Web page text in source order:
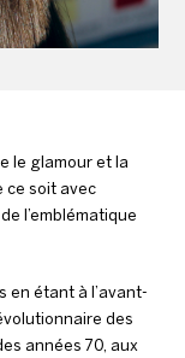
le glamour et la
ce soit avec
l’emblématique
en étant à l’avant-
des
années 70, aux